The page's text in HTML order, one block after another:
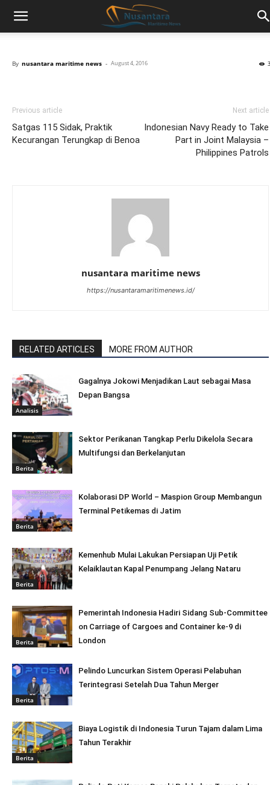
By nusantara maritime news - August 4, 2016
Previous article
Satgas 115 Sidak, Praktik
Kecurangan Terungkap di Benoa
Next article
Indonesian Navy Ready to Take
Part in Joint Malaysia –
Philippines Patrols
nusantara maritime news
https://nusantaramaritimenews.id/
RELATED ARTICLES MORE FROM AUTHOR
Analisis
Gagalnya Jokowi Menjadikan Laut sebagai Masa
Depan Bangsa
Berita
Sektor Perikanan Tangkap Perlu Dikelola Secara
Multifungsi dan Berkelanjutan
Berita
Kolaborasi DP World – Maspion Group Membangun
Terminal Petikemas di Jatim
Berita
Kemenhub Mulai Lakukan Persiapan Uji Petik
Kelaiklautan Kapal Penumpang Jelang Nataru
Berita
Pemerintah Indonesia Hadiri Sidang Sub-Committee
on Carriage of Cargoes and Container ke-9 di
London
Berita
Pelindo Luncurkan Sistem Operasi Pelabuhan
Terintegrasi Setelah Dua Tahun Merger
Berita
Biaya Logistik di Indonesia Turun Tajam dalam Lima
Tahun Terakhir